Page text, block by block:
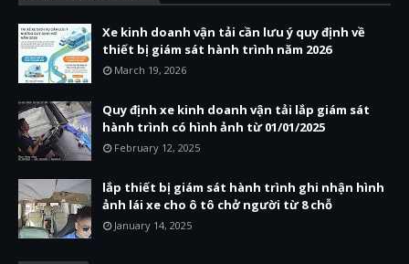
Xe kinh doanh vận tải cần lưu ý quy định về
thiết bị giám sát hành trình năm 2026
March 19, 2026
Quy định xe kinh doanh vận tải lắp giám sát
hành trình có hình ảnh từ 01/01/2025
February 12, 2025
lắp thiết bị giám sát hành trình ghi nhận hình
ảnh lái xe cho ô tô chở người từ 8 chỗ
January 14, 2025